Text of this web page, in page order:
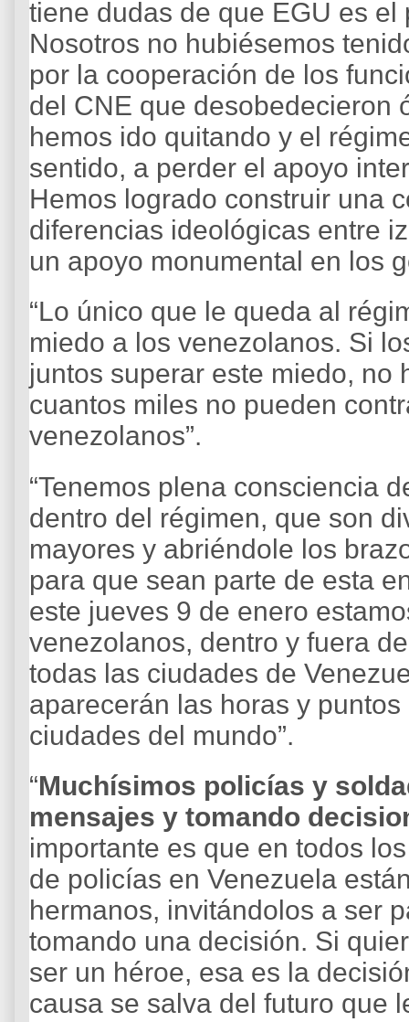
tiene dudas de que EGU es
Nosotros no hubiésemos
por la cooperación de los
del CNE que desobedecieron
hemos ido quitando y el
sentido, a perder el apoyo
Hemos logrado construir una
diferencias ideológicas entre
un apoyo monumental en los
“Lo único que le queda al
miedo a los venezolanos. Si
juntos superar este miedo, no
cuantos miles no pueden
venezolanos”.
“Tenemos plena consciencia
dentro del régimen, que son
mayores y abriéndole los
para que sean parte de esta
este jueves 9 de enero
venezolanos, dentro y fuera
todas las ciudades de
aparecerán las horas y
ciudades del mundo”.
“Muchísimos policías y
mensajes y tomando
importante es que en todos
de policías en Venezuela
hermanos, invitándolos a ser
tomando una decisión. Si
ser un héroe, esa es la
causa se salva del futuro que